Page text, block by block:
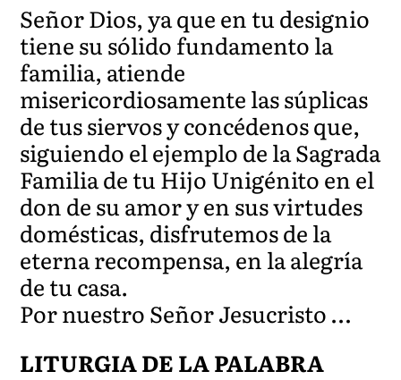
Señor Dios, ya que en tu designio
tiene su sólido fundamento la
familia, atiende
misericordiosamente las súplicas
de tus siervos y concédenos que,
siguiendo el ejemplo de la Sagrada
Familia de tu Hijo Unigénito en el
don de su amor y en sus virtudes
domésticas, disfrutemos de la
eterna recompensa, en la alegría
de tu casa.
Por nuestro Señor Jesucristo …
LITURGIA DE LA PALABRA